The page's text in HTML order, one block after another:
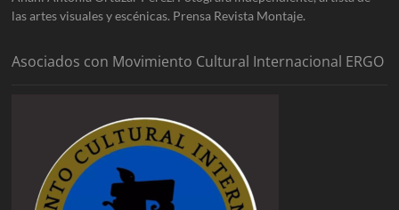
las artes visuales y escénicas. Prensa Revista Montaje.
Asociados con Movimiento Cultural Internacional ERGO